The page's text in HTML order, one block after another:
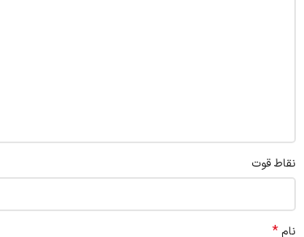
نقاط قوت
نام*